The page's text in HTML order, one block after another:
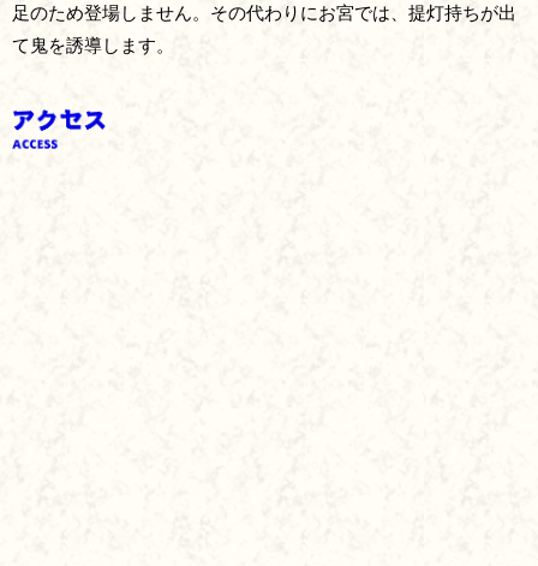
足のため登場しません。その代わりにお宮では、提灯持ちが出
て鬼を誘導します。